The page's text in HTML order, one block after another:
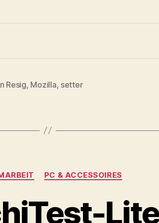
Resig, Mozilla, setter
Kategorien
PC & ACCESSOIRES
Lite